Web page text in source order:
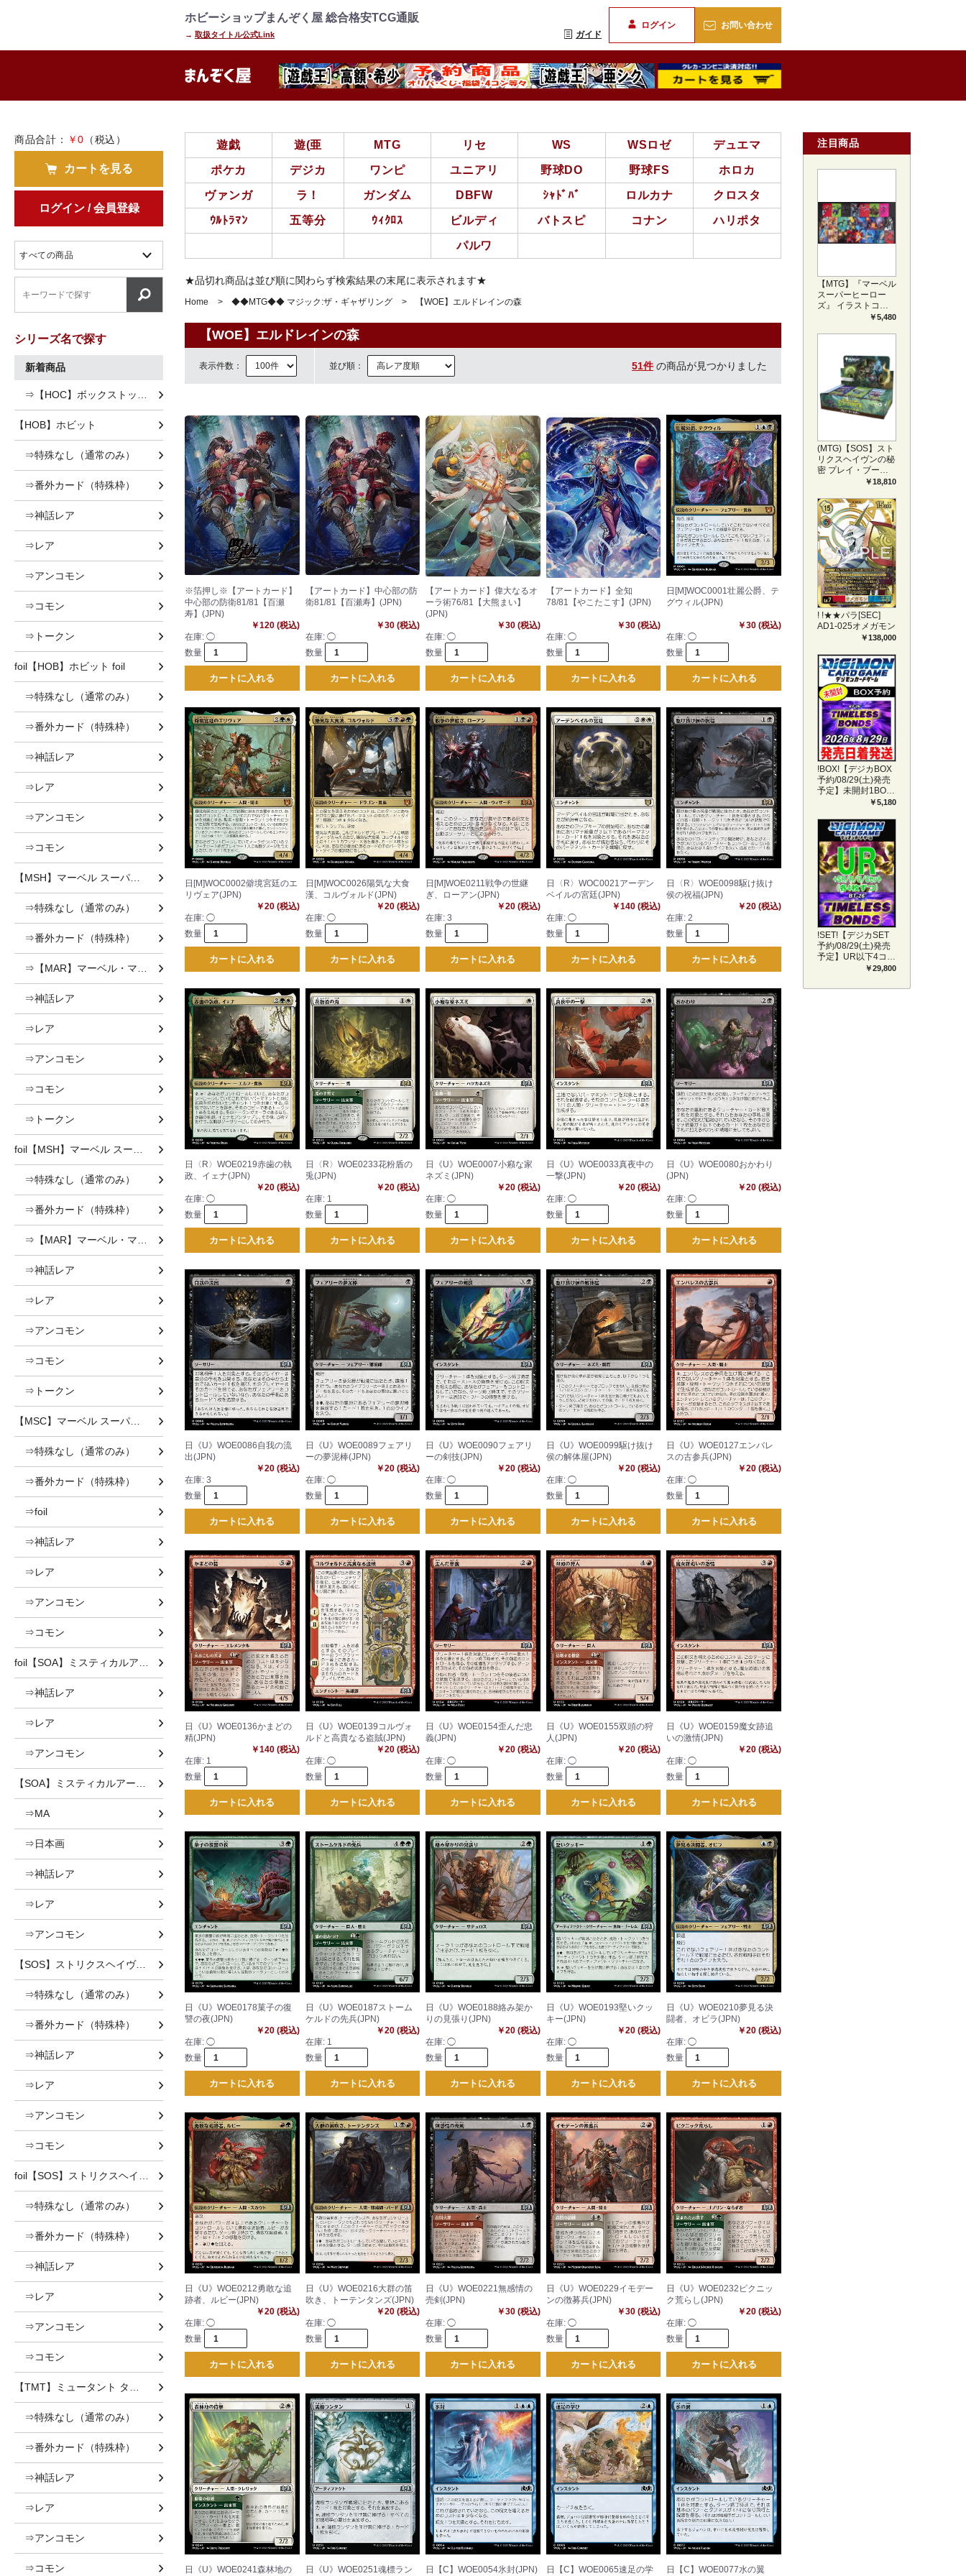
=================================
ホビーショップまんぞく屋 総合格安TCG通販
→ 取扱タイトル公式Link ガイド
ログイン お問い合わせ
まんぞく屋 格安TCG通販
商品合計： ￥0 （税込）
カートを見る
ログイン / 会員登録
シリーズ名で探す
新着商品
【HOB】ホビット
⇒特殊なし（通常のみ）
⇒番外カード（特殊枠）
⇒神話レア
⇒レア
⇒アンコモン
⇒コモン
⇒トークン
foil【HOB】ホビット foil
⇒特殊なし（通常のみ）
⇒番外カード（特殊枠）
⇒神話レア
⇒レア
⇒アンコモン
⇒コモン
⇒特殊なし（通常のみ）
⇒番外カード（特殊枠）
⇒神話レア
⇒レア
⇒アンコモン
⇒コモン
⇒トークン
⇒特殊なし（通常のみ）
⇒番外カード（特殊枠）
⇒神話レア
⇒レア
⇒アンコモン
⇒コモン
⇒トークン
⇒特殊なし（通常のみ）
⇒番外カード（特殊枠）
⇒foil
⇒神話レア
⇒レア
⇒アンコモン
⇒コモン
⇒神話レア
⇒レア
⇒アンコモン
⇒MA
⇒日本画
⇒神話レア
⇒レア
⇒アンコモン
【SOS】ストリクスヘイヴンの秘密
⇒特殊なし（通常のみ）
⇒番外カード（特殊枠）
⇒神話レア
⇒レア
⇒アンコモン
⇒コモン
⇒特殊なし（通常のみ）
⇒番外カード（特殊枠）
⇒神話レア
⇒レア
⇒アンコモン
⇒コモン
⇒特殊なし（通常のみ）
⇒番外カード（特殊枠）
⇒神話レア
⇒レア
⇒アンコモン
⇒コモン
遊戯 遊(亜 MTG リセ WS WSロゼ デュエマ
ポケカ デジカ ワンピ ユニアリ 野球DO 野球FS ホロカ
ヴァンガ ラ！ ガンダム DBFW ｼｬﾄﾞﾊﾞ ロルカナ クロスタ
ｳﾙﾄﾗﾏﾝ 五等分 ｳｨｸﾛｽ ビルディ バトスピ コナン ハリポタ
パルワ
★品切れ商品は並び順に関わらず検索結果の末尾に表示されます★
Home ◆◆MTG◆◆ マジック:ザ・ギャザリング 【WOE】エルドレインの森
【WOE】エルドレインの森
表示件数： 並び順： 51件 の商品が見つかりました
※箔押し※【アートカード】
中心部の防衛81/81【百瀬
寿】(JPN)
￥120 (税込)
在庫: ◯
数量
カートに入れる
【アートカード】中心部の防
衛81/81【百瀬寿】(JPN)
￥30 (税込)
在庫: ◯
数量
カートに入れる
【アートカード】偉大なるオ
ーラ術76/81【大熊まい】
(JPN)
￥30 (税込)
在庫:◯
数量
カートに入れる
【アートカード】全知
78/81【やこたこす】(JPN)
￥30 (税込)
在庫: ◯
数量
カートに入れる
日[M]WOC0001壮麗公爵、テ
グウィル(JPN)
￥30 (税込)
在庫:◯
数量
カートに入れる
日[M]WOC0002僻境宮廷のエ
リヴェア(JPN)
￥20 (税込)
在庫: ◯
数量
カートに入れる
日[M]WOC0026陽気な大食
漢、コルヴォルド(JPN)
￥20 (税込)
在庫: ◯
数量
カートに入れる
日[M]WOE0211戦争の世継
ぎ、ローアン(JPN)
￥20 (税込)
在庫:3
数量
カートに入れる
日〈R〉WOC0021アーデン
ベイルの宮廷(JPN)
￥140 (税込)
在庫: ◯
数量
カートに入れる
日〈R〉WOE0098駆け抜け
侯の祝福(JPN)
￥20 (税込)
在庫:2
数量
カートに入れる
日〈R〉WOE0219赤歯の執
政、イェナ(JPN)
￥20 (税込)
在庫: ◯
数量
カートに入れる
日〈R〉WOE0233花粉盾の
兎(JPN)
￥20 (税込)
在庫: 1
数量
カートに入れる
日《U》WOE0007小癪な家
ネズミ(JPN)
￥20 (税込)
在庫:◯
数量
カートに入れる
日《U》WOE0033真夜中の
一撃(JPN)
￥20 (税込)
在庫: ◯
数量
カートに入れる
日《U》WOE0080おかわり
(JPN)
￥20 (税込)
在庫:◯
数量
カートに入れる
日《U》WOE0086自我の流
出(JPN)
￥20 (税込)
在庫: 3
数量
カートに入れる
日《U》WOE0089フェアリ
ーの夢泥棒(JPN)
￥20 (税込)
在庫: ◯
数量
カートに入れる
日《U》WOE0090フェアリ
ーの剣技(JPN)
￥20 (税込)
在庫:◯
数量
カートに入れる
日《U》WOE0099駆け抜け
侯の解体屋(JPN)
￥20 (税込)
在庫: ◯
数量
カートに入れる
日《U》WOE0127エンバレ
スの古参兵(JPN)
￥20 (税込)
在庫:◯
数量
カートに入れる
日《U》WOE0136かまどの
精(JPN)
￥140 (税込)
在庫: 1
数量
カートに入れる
日《U》WOE0139コルヴォ
ルドと高貴なる盗賊(JPN)
￥20 (税込)
在庫: ◯
数量
カートに入れる
日《U》WOE0154歪んだ忠
義(JPN)
￥20 (税込)
在庫:◯
数量
カートに入れる
日《U》WOE0155双頭の狩
人(JPN)
￥20 (税込)
在庫: ◯
数量
カートに入れる
日《U》WOE0159魔女跡追
いの激情(JPN)
￥20 (税込)
在庫:◯
数量
カートに入れる
日《U》WOE0178菓子の復
讐の夜(JPN)
￥20 (税込)
在庫: ◯
数量
カートに入れる
日《U》WOE0187ストーム
ケルドの先兵(JPN)
￥20 (税込)
在庫: 1
数量
カートに入れる
日《U》WOE0188絡み架か
りの見張り(JPN)
￥20 (税込)
在庫:◯
数量
カートに入れる
日《U》WOE0193堅いクッ
キー(JPN)
￥20 (税込)
在庫: ◯
数量
カートに入れる
日《U》WOE0210夢見る決
闘者、オビラ(JPN)
￥20 (税込)
在庫:◯
数量
カートに入れる
日《U》WOE0212勇敢な追
跡者、ルビー(JPN)
￥20 (税込)
在庫: ◯
数量
カートに入れる
日《U》WOE0216大群の笛
吹き、トーテンタンズ(JPN)
￥20 (税込)
在庫: ◯
数量
カートに入れる
日《U》WOE0221無感情の
売剣(JPN)
￥30 (税込)
在庫:◯
数量
カートに入れる
日《U》WOE0229イモデー
ンの徴募兵(JPN)
￥30 (税込)
在庫: ◯
数量
カートに入れる
日《U》WOE0232ピクニッ
ク荒らし(JPN)
￥20 (税込)
在庫:◯
数量
カートに入れる
日《U》WOE0241森林地の 日《U》WOE0251魂標ラン 日【C】WOE0054氷封(JPN) 日【C】WOE0065速足の学 日【C】WOE0077水の翼
注目商品
【MTG】『マーベル
スーパーヒーロー
ズ』 イラストコレ
クション 54種コン
￥5,480
(MTG)【SOS】スト
リクスヘイヴンの秘
密 プレイ・ブース
ター1BOX日本語版
￥18,810
! !★★パラ[SEC]
AD1-025オメガモン
￥138,000
!BOX!【デジカBOX
予約/08/29(土)発売
予定】未開封1BOX
￥5,180
!SET!【デジカSET
予約/08/29(土)発売
予定】UR以下4コン
セット 【BT-26】
￥29,800